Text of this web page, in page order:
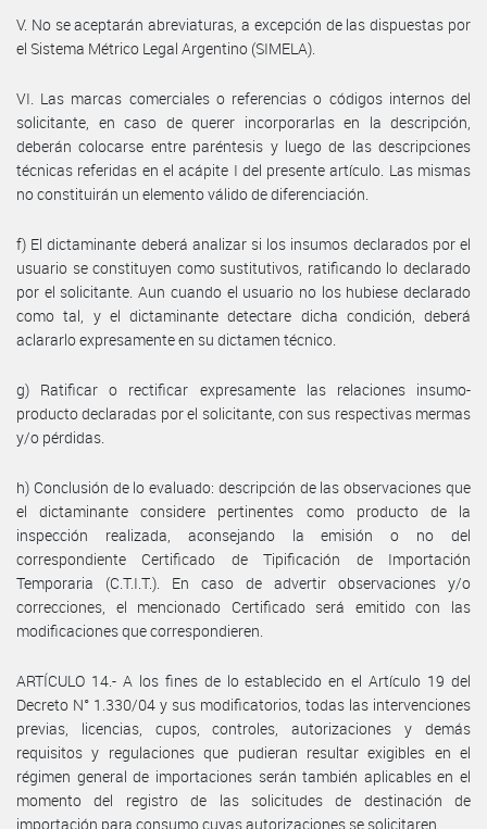
V. No se aceptarán abreviaturas, a excepción de las dispuestas por
el Sistema Métrico Legal Argentino (SIMELA).
VI. Las marcas comerciales o referencias o códigos internos del
solicitante, en caso de querer incorporarlas en la descripción,
deberán colocarse entre paréntesis y luego de las descripciones
técnicas referidas en el acápite I del presente artículo. Las mismas
no constituirán un elemento válido de diferenciación.
f) El dictaminante deberá analizar si los insumos declarados por el
usuario se constituyen como sustitutivos, ratificando lo declarado
por el solicitante. Aun cuando el usuario no los hubiese declarado
como tal, y el dictaminante detectare dicha condición, deberá
aclararlo expresamente en su dictamen técnico.
g) Ratificar o rectificar expresamente las relaciones insumo-
producto declaradas por el solicitante, con sus respectivas mermas
y/o pérdidas.
h) Conclusión de lo evaluado: descripción de las observaciones que
el dictaminante considere pertinentes como producto de la
inspección realizada, aconsejando la emisión o no del
correspondiente Certificado de Tipificación de Importación
Temporaria (C.T.I.T.). En caso de advertir observaciones y/o
correcciones, el mencionado Certificado será emitido con las
modificaciones que correspondieren.
ARTÍCULO 14.- A los fines de lo establecido en el Artículo 19 del
Decreto N° 1.330/04 y sus modificatorios, todas las intervenciones
previas, licencias, cupos, controles, autorizaciones y demás
requisitos y regulaciones que pudieran resultar exigibles en el
régimen general de importaciones serán también aplicables en el
momento del registro de las solicitudes de destinación de
importación para consumo cuyas autorizaciones se solicitaren.